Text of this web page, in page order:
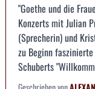
"Goethe und die
Konzerts mit Julian
(Sprecherin) und
zu Beginn
Schuberts